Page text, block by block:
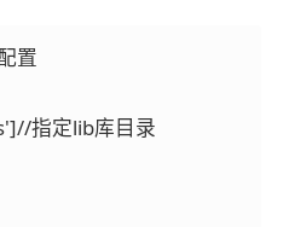
置
指定lib库目录